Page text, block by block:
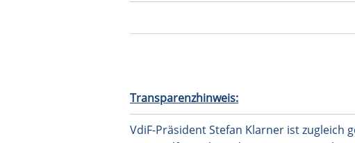
Transparenzhinweis:
VdiF-Präsident Stefan Klarner ist zugleich